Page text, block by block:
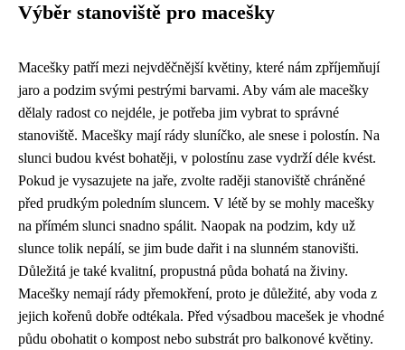
Výběr stanoviště pro macešky
Macešky patří mezi nejvděčnější květiny, které nám zpříjemňují
jaro a podzim svými pestrými barvami. Aby vám ale macešky
dělaly radost co nejdéle, je potřeba jim vybrat to správné
stanoviště. Macešky mají rády sluníčko, ale snese i polostín. Na
slunci budou kvést bohatěji, v polostínu zase vydrží déle kvést.
Pokud je vysazujete na jaře, zvolte raději stanoviště chráněné
před prudkým poledním sluncem. V létě by se mohly macešky
na přímém slunci snadno spálit. Naopak na podzim, kdy už
slunce tolik nepálí, se jim bude dařit i na slunném stanovišti.
Důležitá je také kvalitní, propustná půda bohatá na živiny.
Macešky nemají rády přemokření, proto je důležité, aby voda z
jejich kořenů dobře odtékala. Před výsadbou macešek je vhodné
půdu obohatit o kompost nebo substrát pro balkonové květiny.